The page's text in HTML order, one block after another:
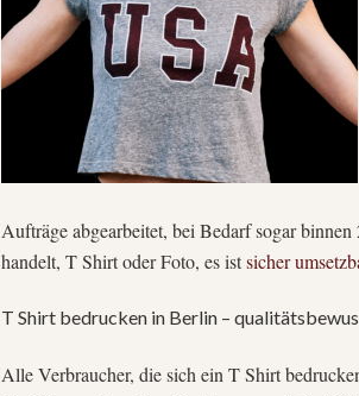
Aufträge abgearbeitet, bei Bedarf sogar
handelt, T Shirt oder Foto, es istsicher
T Shirt bedrucken in Berlin –
Alle Verbraucher, die sich ein T Shirt